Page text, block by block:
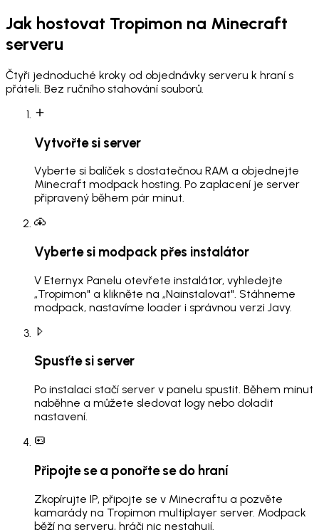
Jak hostovat Tropimon na Minecraft
serveru
Čtyři jednoduché kroky od objednávky serveru k hraní s
přáteli. Bez ručního stahování souborů.
Vytvořte si server
Vyberte si balíček s dostatečnou RAM a objednejte
Minecraft modpack hosting. Po zaplacení je server
připravený během pár minut.
Vyberte si modpack přes instalátor
V Eternyx Panelu otevřete instalátor, vyhledejte
„Tropimon" a klikněte na „Nainstalovat". Stáhneme
modpack, nastavíme loader i správnou verzi Javy.
Spusťte si server
Po instalaci stačí server v panelu spustit. Během minut
naběhne a můžete sledovat logy nebo doladit
nastavení.
Připojte se a ponořte se do hraní
Zkopírujte IP, připojte se v Minecraftu a pozvěte
kamarády na Tropimon multiplayer server. Modpack
běží na serveru, hráči nic nestahují.